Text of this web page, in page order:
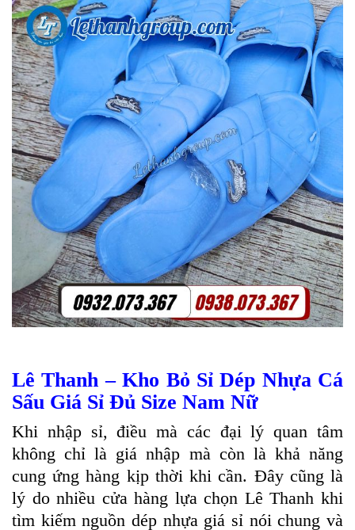
Lê Thanh – Kho Bỏ Sỉ Dép Nhựa Cá
Sấu Giá Sỉ Đủ Size Nam Nữ
Khi nhập sỉ, điều mà các đại lý quan tâm
không chỉ là giá nhập mà còn là khả năng
cung ứnghàng kịp thời khi cần. Đây cũng là
lý do nhiều cửa hàng lựa chọn Lê Thanh khi
tìm kiếm nguồn dép nhựa giá sỉ nói chung và